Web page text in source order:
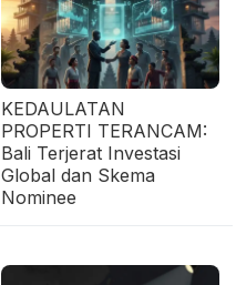
KEDAULATAN
PROPERTI TERANCAM:
Bali Terjerat Investasi
Global dan Skema
Nominee